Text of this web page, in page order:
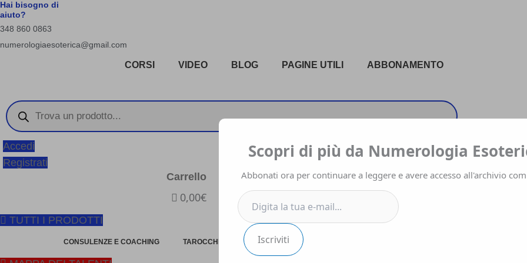
Vai
al
contenuto
Hai bisogno di
aiuto?
348 860 0863
numerologiaesoterica@gmail.com
CORSI VIDEO BLOG PAGINE UTILI ABBONAMENTO
Products
search
Accedi
Registrati
Carrello
0,00€
TUTTI I PRODOTTI
CONSULENZE E COACHING TAROCCHI LIBRI EBOOK
Scopri di più da Numerologia
Abbonati ora per continuare a leggere e avere accesso all'archivio
tua
e-
mail...
Iscriviti